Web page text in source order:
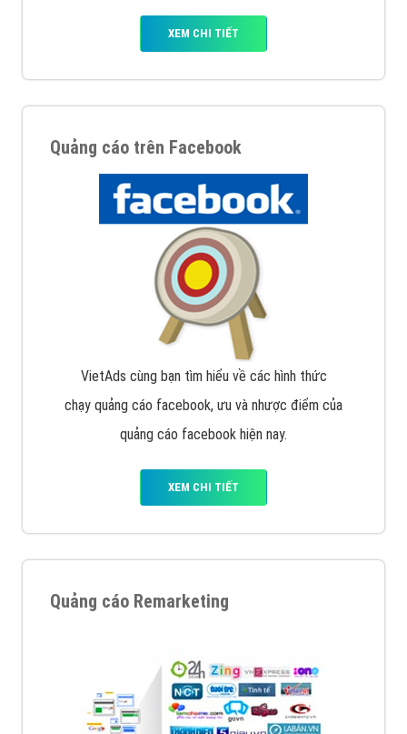
XEM CHI TIẾT
Quảng cáo trên Facebook
VietAds cùng bạn tìm hiểu về các hình thức
chạy quảng cáo facebook, ưu và nhược điểm của
quảng cáo facebook hiện nay.
XEM CHI TIẾT
Quảng cáo Remarketing